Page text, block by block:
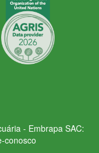
- Embrapa SAC:
conosco